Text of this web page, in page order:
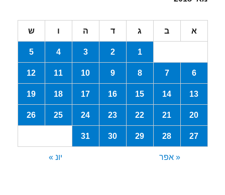
א ב ג ד ה ו ש
1
2
3
4
5
6
7
8
9
10
11
12
13
14
15
16
17
18
19
20
21
22
23
24
25
26
27
28
29
30
31
« אפר יונ »